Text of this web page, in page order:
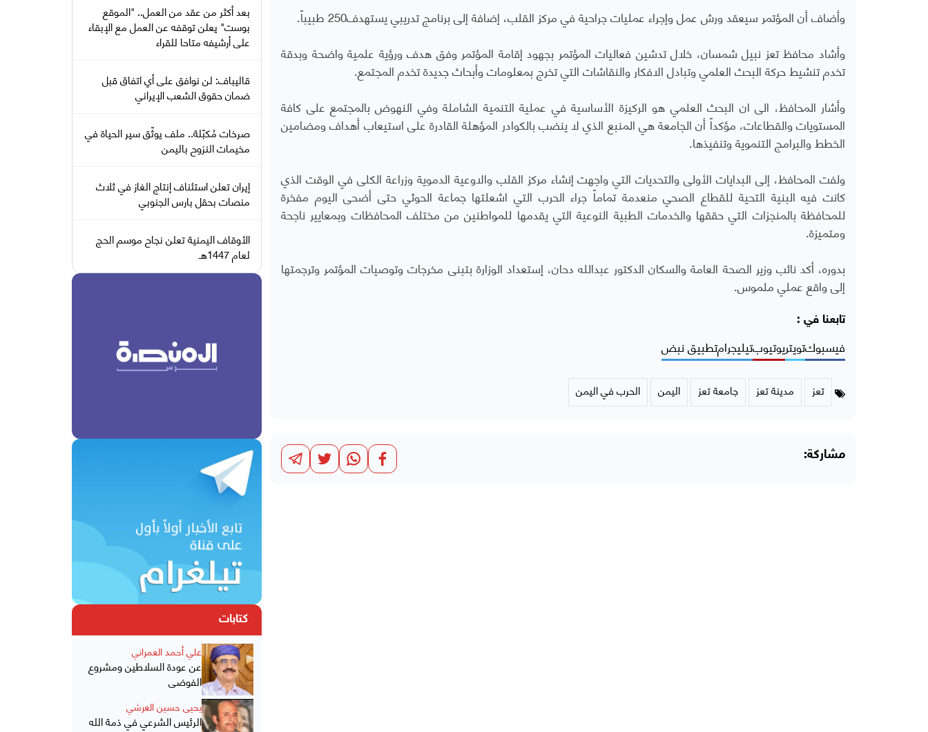
وأضاف أن المؤتمر سيعقد ورش عمل وإجراء عمليات جراحية في مركز القلب، إضافة إلى برنامج تدريبي يستهدف250 طبيباً.
وأشاد محافظ تعز نبيل شمسان، خلال تدشين فعاليات المؤتمر بجهود إقامة المؤتمر وفق هدف ورؤية علمية واضحة وبدقة
تخدم تنشيط حركة البحث العلمي وتبادل الافكار والنقاشات التي تخرج بمعلومات وأبحاث جديدة تخدم المجتمع.
وأشار المحافظ، الى ان البحث العلمي هو الركيزة الأساسية في عملية التنمية الشاملة وفي النهوض بالمجتمع على كافة
المستويات والقطاعات، مؤكداً أن الجامعة هي المنبع الذي لا ينضب بالكوادر المؤهلة القادرة على استيعاب أهداف ومضامين
الخطط والبرامج التنموية وتنفيذها.
ولفت المحافظ، إلى البدايات الأولى والتحديات التي واجهت إنشاء مركز القلب والاوعية الدموية وزراعة الكلى في الوقت الذي
كانت فيه البنية التحية للقطاع الصحي منعدمة تماماً جراء الحرب التي اشعلتها جماعة الحوثي حتى أضحى اليوم مفخرة
للمحافظة بالمنجزات التي حققها والخدمات الطبية النوعية التي يقدمها للمواطنين من مختلف المحافظات وبمعايير ناجحة
ومتميزة.
بدوره، أكد نائب وزير الصحة العامة والسكان الدكتور عبدالله دحان، إستعداد الوزارة بتبنى مخرجات وتوصيات المؤتمر وترجمتها
إلى واقع عملي ملموس.
تابعنا في :
فيسبوكتويتريوتيوبتيليجرامتطبيق نبض
تعز مدينة تعز جامعة تعز اليمن الحرب في اليمن
مشاركة:
بعد أكثر من عقد من العمل.. "الموقع
بوست" يعلن توقفه عن العمل مع الإبقاء
على أرشيفه متاحا للقراء
قاليباف: لن نوافق على أي اتفاق قبل
ضمان حقوق الشعب الإيراني
صرخات مُكبّلة.. ملف يوثّق سير الحياة في
مخيمات النزوح باليمن
إيران تعلن استئناف إنتاج الغاز في ثلاث
منصات بحقل بارس الجنوبي
الأوقاف اليمنية تعلن نجاح موسم الحج
لعام 1447هـ
كتابات
علي أحمد العمراني
عن عودة السلاطين ومشروع
الفوضى
يحيى حسين العرشي
الرئيس الشرعي في ذمة الله